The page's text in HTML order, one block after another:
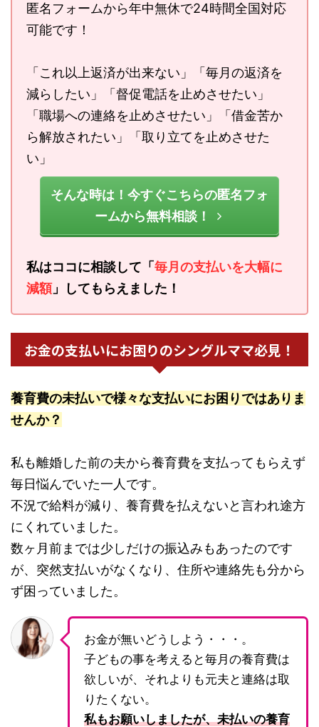
匿名フォームから年中無休で24時間全国対応
可能です！
「これ以上返済が出来ない」「毎月の返済を
減らしたい」「督促電話を止めさせたい」
「職場への連絡を止めさせたい」「借金苦か
ら解放されたい」「取り立てを止めさせた
い」
そんな時は！今すぐこちらの匿名フォ
ームから無料相談！
私はココに相談して「毎月の支払いを大幅に
減額」してもらえました！
お金の支払いにお困りのシングルママ必見！
養育費の未払いで様々な支払いにお困りではありま
せんか？
私も離婚した前の夫から養育費を支払ってもらえず
毎日悩んでいた一人です。
不況で給料が減り、養育費を払えないと言われ途方
にくれていました。
数ヶ月前までは少しだけの振込みもあったのです
が、突然支払いがなくなり、住所や連絡先も分から
ず困っていました。
お金が無いどうしよう・・・。
子どもの事を考えると毎月の養育費は
欲しいが、それよりも元夫と連絡は取
りたくない。
私もお願いしましたが、未払いの養育